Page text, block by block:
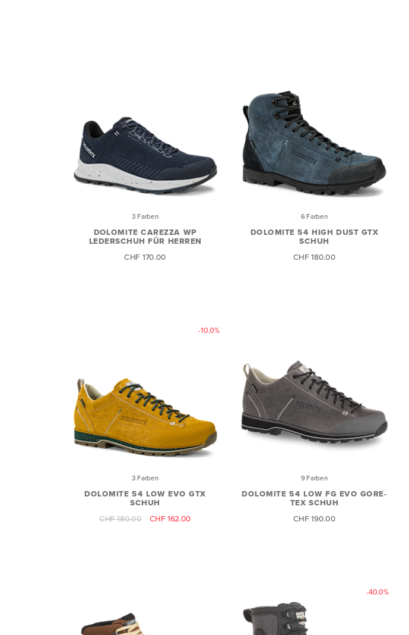
3 Farben
DOLOMITE CAREZZA WP
LEDERSCHUH FÜR HERREN
CHF 170.00
6 Farben
DOLOMITE 54 HIGH DUST GTX
SCHUH
CHF 180.00
-10.0%
3 Farben
DOLOMITE 54 LOW EVO GTX
SCHUH
CHF 180.00
CHF 162.00
9 Farben
DOLOMITE 54 LOW FG EVO GORE-
TEX SCHUH
CHF 190.00
-40.0%